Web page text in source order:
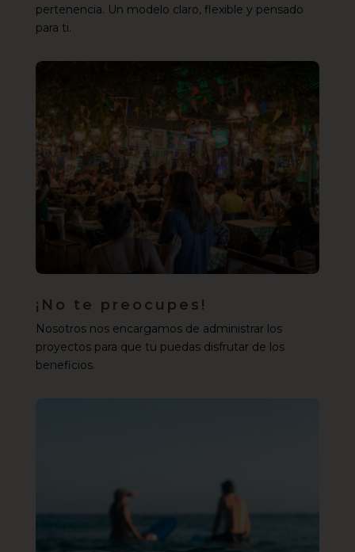
pertenencia. Un modelo claro, flexible y pensado
para ti.
¡No te preocupes!
Nosotros nos encargamos de administrar los
proyectos para que tu puedas disfrutar de los
beneficios.